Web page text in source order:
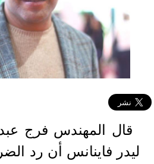
قال المهندس فرج
ليدر فاينانس أن رد